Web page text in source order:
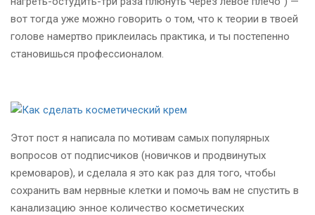
вот тогда уже можно говорить о том, что к теории в твоей
голове намертво приклеилась практика, и ты постепенно
становишься профессионалом.
Этот пост я написала по мотивам самых популярных
вопросов от подписчиков (новичков и продвинутых
кремоваров), и сделала я это как раз для того, чтобы
сохранить вам нервные клетки и помочь вам не спустить в
канализацию энное количество косметических